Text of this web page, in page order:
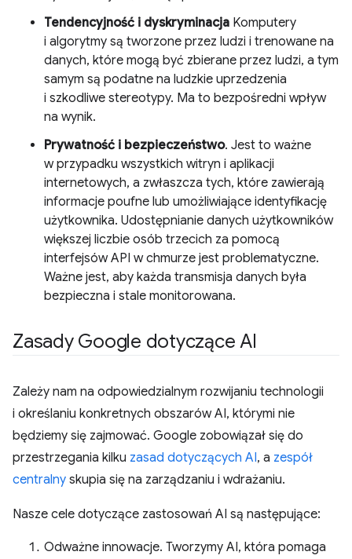
Tendencyjność i dyskryminacja Komputery
i algorytmy są tworzone przez ludzi i trenowane na
danych, które mogą być zbierane przez ludzi, a tym
samym są podatne na ludzkie uprzedzenia
i szkodliwe stereotypy. Ma to bezpośredni wpływ
na wynik.
Prywatność i bezpieczeństwo. Jest to ważne
w przypadku wszystkich witryn i aplikacji
internetowych, a zwłaszcza tych, które zawierają
informacje poufne lub umożliwiające identyfikację
użytkownika. Udostępnianie danych użytkowników
większej liczbie osób trzecich za pomocą
interfejsów API w chmurze jest problematyczne.
Ważne jest, aby każda transmisja danych była
bezpieczna i stale monitorowana.
Zasady Google dotyczące AI
Zależy nam na odpowiedzialnym rozwijaniu technologii
i określaniu konkretnych obszarów AI, którymi nie
będziemy się zajmować. Google zobowiązał się do
przestrzegania kilku zasad dotyczących AI, a zespół
centralny skupia się na zarządzaniu i wdrażaniu.
Nasze cele dotyczące zastosowań AI są następujące:
Odważne innowacje. Tworzymy AI, która pomaga